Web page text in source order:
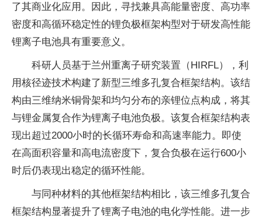
了其商业化应用。因此，寻找兼具高能量密度、高功率
密度和高循环稳定性的锂负极框架构型对于研发高性能
锂离子电池具有重要意义。
科研人员基于兰州重离子研究装置（HIRFL），利
用核径迹技术构建了新型三维多孔复合框架结构。该结
构由三维纳米铜骨架和均匀分布的亲锂位点构成，将其
与锂金属复合作为锂离子电池负极。该复合框架结构表
现出超过2000小时的长循环寿命和高速率能力。即使
在高面积容量和高电流密度下，复合负极在运行600小
时后仍表现出稳定的循环性能。
与同种材料的其他框架结构相比，该三维多孔复合
框架结构显著提升了锂离子电池的电化学性能。进一步